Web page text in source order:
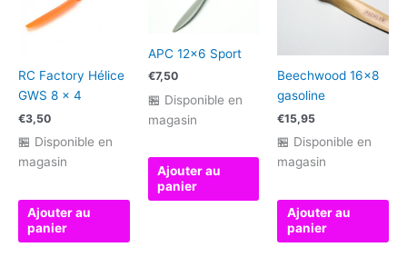
332300
RC Factory Hélice
GWS 8 x 4
€3,50
🏪 Disponible en
magasin
Ajouter au
panier
APC 12×6 Sport
€7,50
🏪 Disponible en
magasin
Ajouter au
panier
Beechwood 16×8
gasoline
€15,95
🏪 Disponible en
magasin
Ajouter au
panier